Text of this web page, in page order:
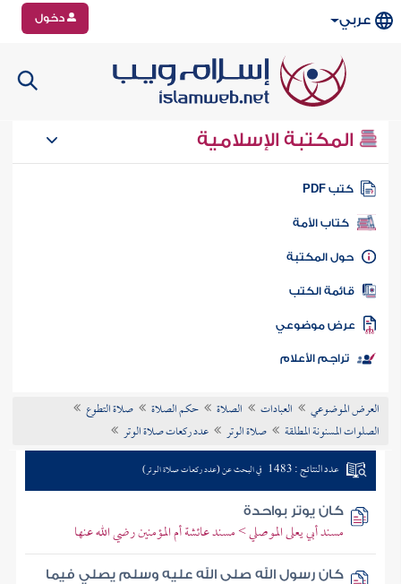
عربي دخول
المكتبة الإسلامية
كتب PDF
كتاب الأمة
المكتبة
الكتب
موضوعي
تراجم الأعلام
العرض الموضوعي العبادات الصلاة حكم الصلاة
صلاة التطوع
الصلوات المسنونة المطلقة
صلاة الوتر عدد ركعات صلاة الوتر
عدد النتائج : 1483 في البحث عن (عدد ركعات صلاة الوتر)
كان يوتر بواحدة
مسند أبي يعلى الموصلي > مسند عائشة أم المؤمنين رضي الله عنها
كان رسول الله صلى الله عليه وسلم يصلي فيما